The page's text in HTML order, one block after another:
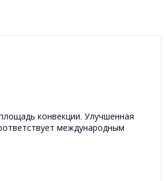
конвекции. Улучшенная
международным